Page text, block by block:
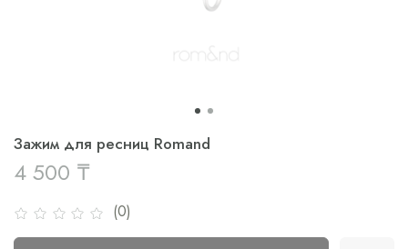
(0)
Зажим для ресниц Romand
4 500 ₸